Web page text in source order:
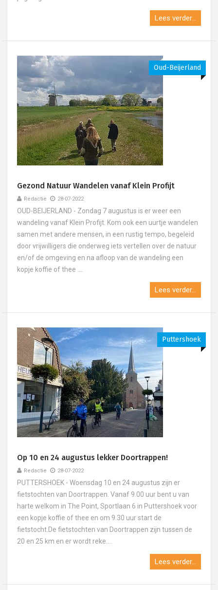
Lees verder...
Oud-Beijerland
Gezond Natuur Wandelen vanaf Klein Profijt
Redactie 28-07-2022
OUD-BEIJERLAND - Zondag 7 augustus is er weer een
wandeling vanaf Klein Profijt. Kom ook een uurtje wandelen
samen met andere mensen, in een rustig tempo, begeleid
door vrijwilligers die onderweg iets vertellen over de natuur
en/of de omgeving en na afloop van de wandeling een
kopje koffie of thee ....
Lees verder...
Puttershoek
Op 10 en 24 augustus lekker Doortrappen!
Redactie 28-07-2022
PUTTERSHOEK - Woensdag 10 en 24 augustus zijn er
fietstochten van Doortrappen. Vanaf 9.00 uur bent u van
harte welkom in The Point, Sportlaan 6 in Puttershoek voor
een kopje koffie of thee en om 9.30 uur start de
fietstocht.De fietstochten van Doortrappen zijn tussen de
20 en 25 km en er wordt reke....
Lees verder...